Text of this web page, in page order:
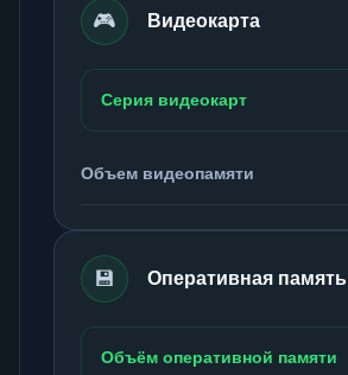
🎮 Видеокарта
Серия видеокарт
Объем видеопамяти
💾 Оперативная память
Объём оперативной памяти